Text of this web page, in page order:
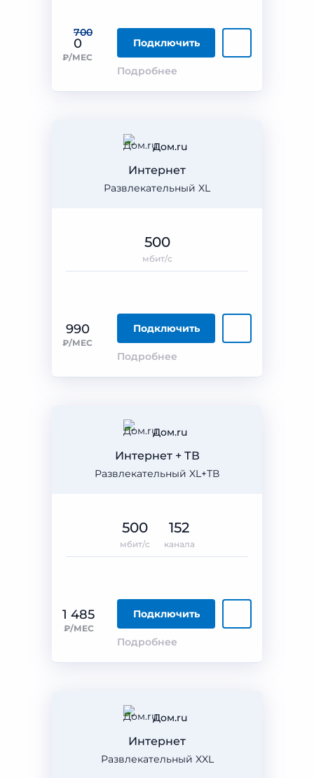
700
0
₽/МЕС
Подключить
Подробнее
Дом.ru
Развлекательный XL
Интернет
990
₽/МЕС
Подключить
Подробнее
500
мбит/с
Дом.ru
Развлекательный XL+ТВ
Интернет + ТВ
1 485
₽/МЕС
Подключить
Подробнее
500
мбит/с
152
канала
Дом.ru
Развлекательный XXL
Интернет